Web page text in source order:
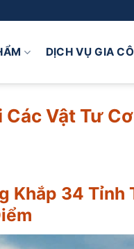
DỊCH VỤ GIA
Các Vật Tư
Khắp 34 Tỉnh